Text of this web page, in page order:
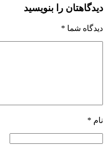
دیدگاهتان را بنویسید
دیدگاه شما *
نام *